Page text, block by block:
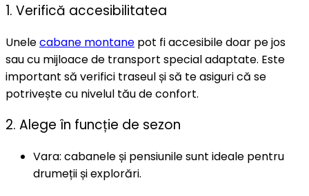
1. Verifică accesibilitatea
Unelecabane montane pot fi accesibile doar pe jos
sau cu mijloace de transport special adaptate. Este
important să verifici traseul și să te asiguri că se
potrivește cu nivelul tău de confort.
2. Alege în funcție de sezon
Vara: cabanele și pensiunile sunt ideale pentru
drumeții și explorări.